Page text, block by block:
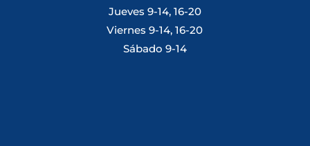
Jueves 9-14, 16-20
Viernes 9-14, 16-20
Sábado 9-14